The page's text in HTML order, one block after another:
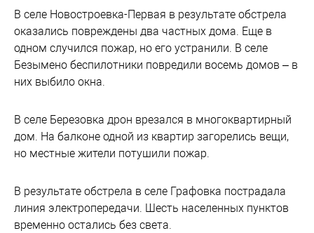
В селе Новостроевка-Первая в результате обстрела
оказались повреждены два частных дома. Еще в
одном случился пожар, но его устранили. В селе
Безымено беспилотники повредили восемь домов – в
них выбило окна.
В селе Березовка дрон врезался в многоквартирный
дом. На балконе одной из квартир загорелись вещи,
но местные жители потушили пожар.
В результате обстрела в селе Графовка пострадала
линия электропередачи. Шесть населенных пунктов
временно остались без света.